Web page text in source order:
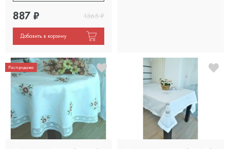
887₽ 1365₽
Добавить в корзину
Распродажа